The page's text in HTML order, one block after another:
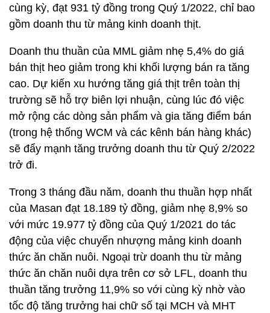
cùng kỳ, đạt 931 tỷ đồng trong Quý 1/2022, chỉ bao
gồm doanh thu từ mảng kinh doanh thịt.
Doanh thu thuần của MML giảm nhẹ 5,4% do giá
bán thịt heo giảm trong khi khối lượng bán ra tăng
cao. Dự kiến xu hướng tăng giá thịt trên toàn thị
trường sẽ hỗ trợ biên lợi nhuận, cùng lúc đó việc
mở rộng các dòng sản phẩm và gia tăng điểm bán
(trong hệ thống WCM và các kênh bán hàng khác)
sẽ đẩy mạnh tăng trưởng doanh thu từ Quý 2/2022
trở đi.
Trong 3 tháng đầu năm, doanh thu thuần hợp nhất
của Masan đạt 18.189 tỷ đồng, giảm nhẹ 8,9% so
với mức 19.977 tỷ đồng của Quý 1/2021 do tác
động của việc chuyển nhượng mảng kinh doanh
thức ăn chăn nuôi. Ngoại trừ doanh thu từ mảng
thức ăn chăn nuôi dựa trên cơ sở LFL, doanh thu
thuần tăng trưởng 11,9% so với cùng kỳ nhờ vào
tốc độ tăng trưởng hai chữ số tại MCH và MHT